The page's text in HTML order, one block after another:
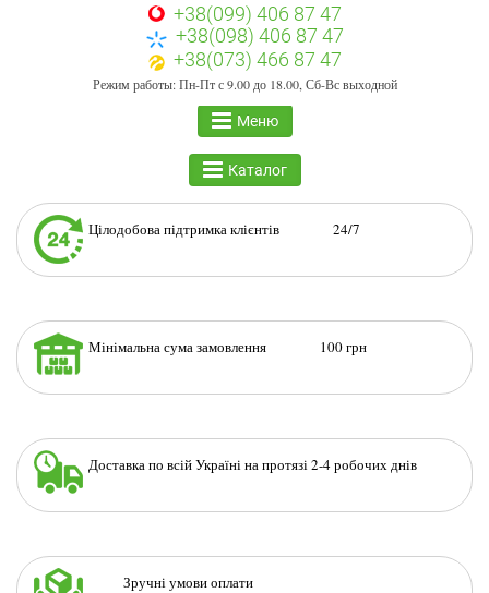
+38(099) 406 87 47
+38(098) 406 87 47
+38(073) 466 87 47
Режим работы: Пн-Пт с 9.00 до 18.00, Сб-Вс выходной
Меню
Каталог
Цілодобова підтримка клієнтів 24/7
Мінімальна сума замовлення 100 грн
Доставка по всій Україні на протязі 2-4 робочих днів
Зручні умови оплати